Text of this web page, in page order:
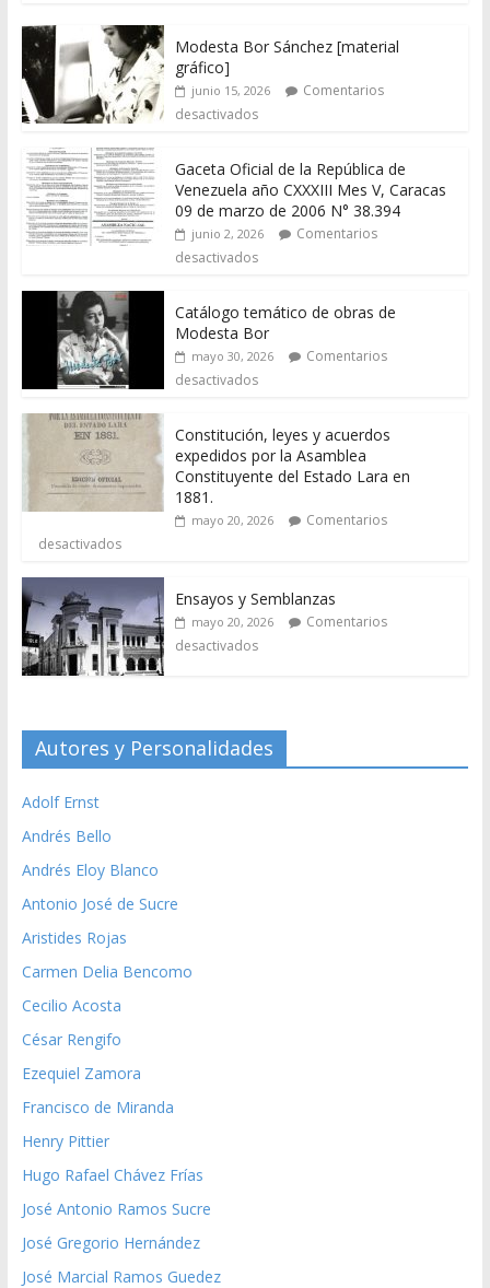
Modesta Bor Sánchez [material
gráfico]
junio 15, 2026
Comentarios
desactivados
Gaceta Oficial de la República de
Venezuela año CXXXIII Mes V, Caracas
09 de marzo de 2006 N° 38.394
junio 2, 2026
Comentarios
desactivados
Catálogo temático de obras de
Modesta Bor
mayo 30, 2026
Comentarios
desactivados
Constitución, leyes y acuerdos
expedidos por la Asamblea
Constituyente del Estado Lara en
1881.
mayo 20, 2026
Comentarios
desactivados
Ensayos y Semblanzas
mayo 20, 2026
Comentarios
desactivados
Autores y Personalidades
Adolf Ernst
Andrés Bello
Andrés Eloy Blanco
Antonio José de Sucre
Aristides Rojas
Carmen Delia Bencomo
Cecilio Acosta
César Rengifo
Ezequiel Zamora
Francisco de Miranda
Henry Pittier
Hugo Rafael Chávez Frías
José Antonio Ramos Sucre
José Gregorio Hernández
José Marcial Ramos Guedez